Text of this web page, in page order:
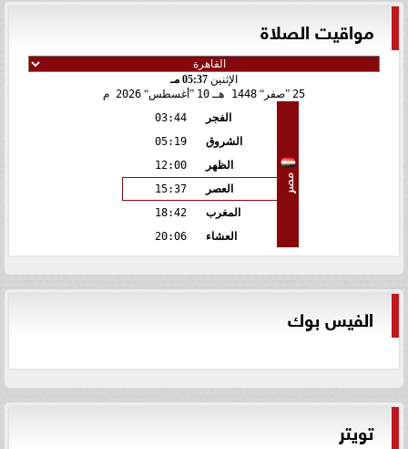
مواقيت الصلاة
الإثنين 05:37 مـ
25
صفر 1448 هـ 10 أغسطس 2026 م
مصر
الفجر
03:44
الشروق
05:19
الظهر
12:00
العصر
15:37
المغرب
18:42
العشاء
20:06
الفيس بوك
تويتر